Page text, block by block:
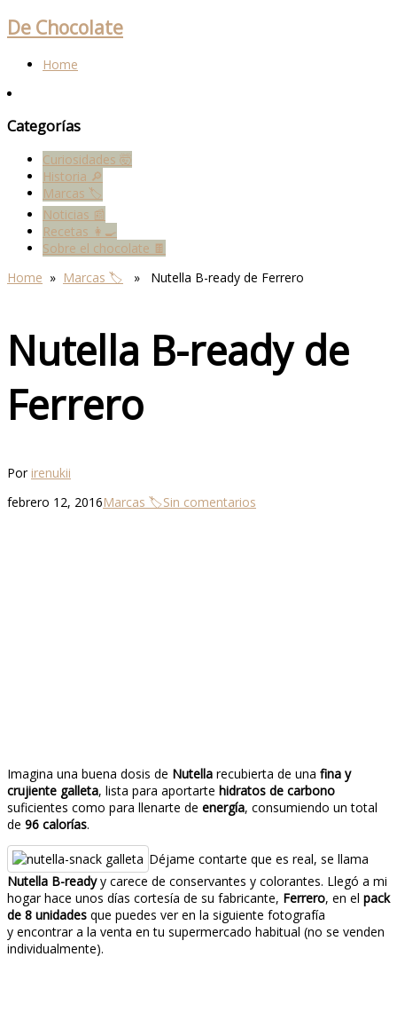
De Chocolate
Home
Categorías
Curiosidades 🤯
Historia 🔎
Marcas 🏷
Noticias 📰
Recetas 👩‍🍳
Sobre el chocolate 🍫
Home » Marcas 🏷 » Nutella B-ready de Ferrero
Nutella B-ready de
Ferrero
Por irenukii
febrero 12, 2016Marcas 🏷Sin comentarios
Imagina una buena dosis de Nutella recubierta de una fina y
crujiente galleta, lista para aportarte hidratos de carbono
suficientes como para llenarte de energía, consumiendo un total
de 96 calorías.
Déjame contarte que es real, se llama
Nutella B-readyy carece de conservantes y colorantes. Llegó a mi
hogar hace unos días cortesía de su fabricante, Ferrero, en el pack
de 8 unidades que puedes ver en la siguiente fotografía
y encontrar a la venta en tu supermercado habitual (no se venden
individualmente).